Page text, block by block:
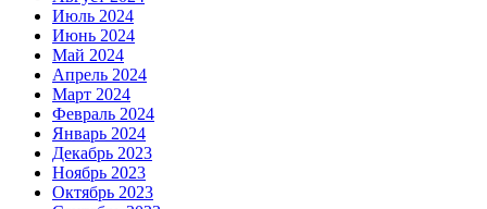
Июль 2024
Июнь 2024
Май 2024
Апрель 2024
Март 2024
Февраль 2024
Январь 2024
Декабрь 2023
Ноябрь 2023
Октябрь 2023